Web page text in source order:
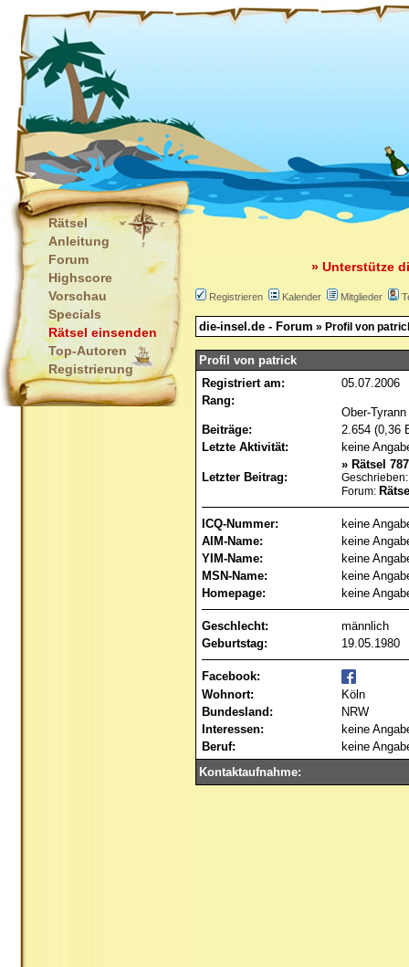
Rätsel
Anleitung
Forum
Highscore
Vorschau
Specials
Rätsel einsenden
Top-Autoren
Registrierung
» Unterstütze
Registrieren Kalender Mitglieder
die-insel.de - Forum » Profil von
Profil von patrick
Registriert am:
05.07.2006
Rang:
Ober-Tyrann
Beiträge:
2.654 (0,36
Letzte Aktivität:
keine
Letzter Beitrag:
» Rätsel
Forum:
ICQ-Nummer:
keine
AIM-Name:
keine
YIM-Name:
keine
MSN-Name:
keine
Homepage:
keine
Geschlecht:
männlich
Geburtstag:
19.05.1980
Facebook:
Wohnort:
Köln
Bundesland:
NRW
Interessen:
keine
Beruf:
keine
Kontaktaufnahme: